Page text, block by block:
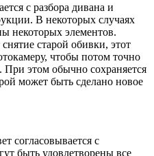
с разбора дивана и
В некоторых случаях
некоторых элементов.
старой обивки, этот
чтобы потом точно
При этом обычно сохраняется
может быть сделано новое
согласовывается с
быть удовлетворены все